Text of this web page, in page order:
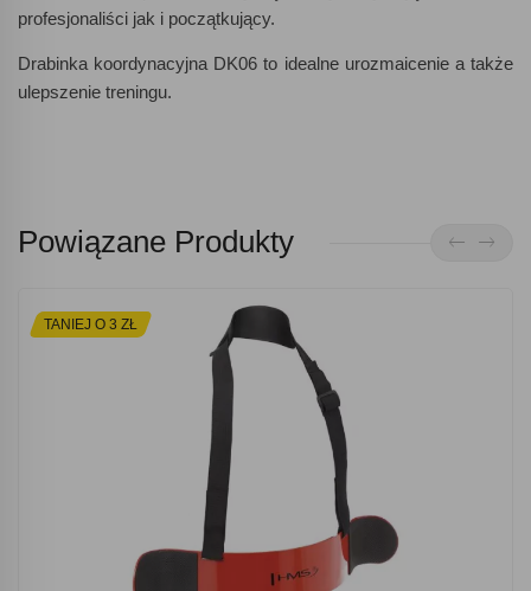
profesjonaliści jak i początkujący.
Drabinka koordynacyjna DK06 to idealne urozmaicenie a także
ulepszenie treningu.
Powiązane Produkty
TANIEJ O 3 ZŁ